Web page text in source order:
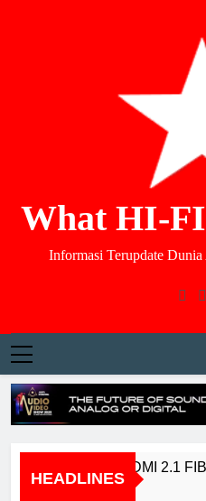
What HI-
Informasi Terupdate
HEADLINES
BRIDGEE – HDMI 2.1